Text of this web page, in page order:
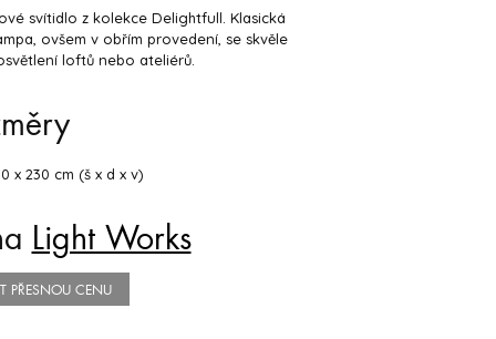
svítidlo z kolekce Delightfull. Klasická
ovšem v obřím provedení, se skvěle
loftů nebo ateliérů.
x 230 cm (š x d x v)
Light Works
PŘESNOU CENU